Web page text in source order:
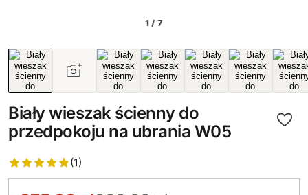
1 / 7
Biały wieszak ścienny do
przedpokoju na ubrania W05
(1)